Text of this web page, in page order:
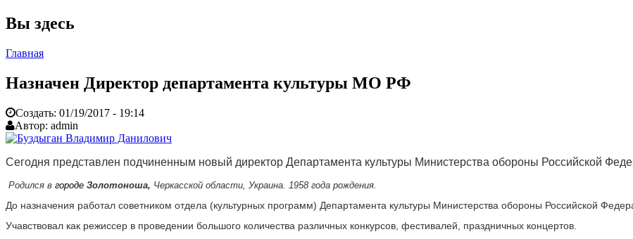
Вы здесь
Главная
Назначен Директор департамента культуры МО РФ
Создать: 01/19/2017 - 19:14
Автор: admin
Сегодня представлен подчиненным новый директор Департамента культуры Министерства обороны Российской
Родился в городе Золотоноша, Черкасской области, Украина. 1958 года рождения.
До назначения работал советником отдела (культурных программ) Департамента культуры Министерства обороны Российской
Учавствовал как режиссер в проведении большого количества различных конкурсов, фестивалей, праздничных концертов.